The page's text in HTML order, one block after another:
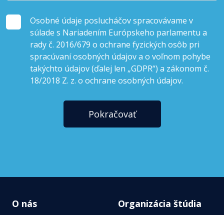
Osobné údaje poslucháčov spracovávame v
súlade s Nariadením Európskeho parlamentu a
rady č. 2016/679 o ochrane fyzických osôb pri
spracúvaní osobných údajov a o voľnom pohybe
takýchto údajov (ďalej len „GDPR“) a zákonom č.
18/2018 Z. z. o ochrane osobných údajov.
Pokračovať
O nás Organizácia štúdia